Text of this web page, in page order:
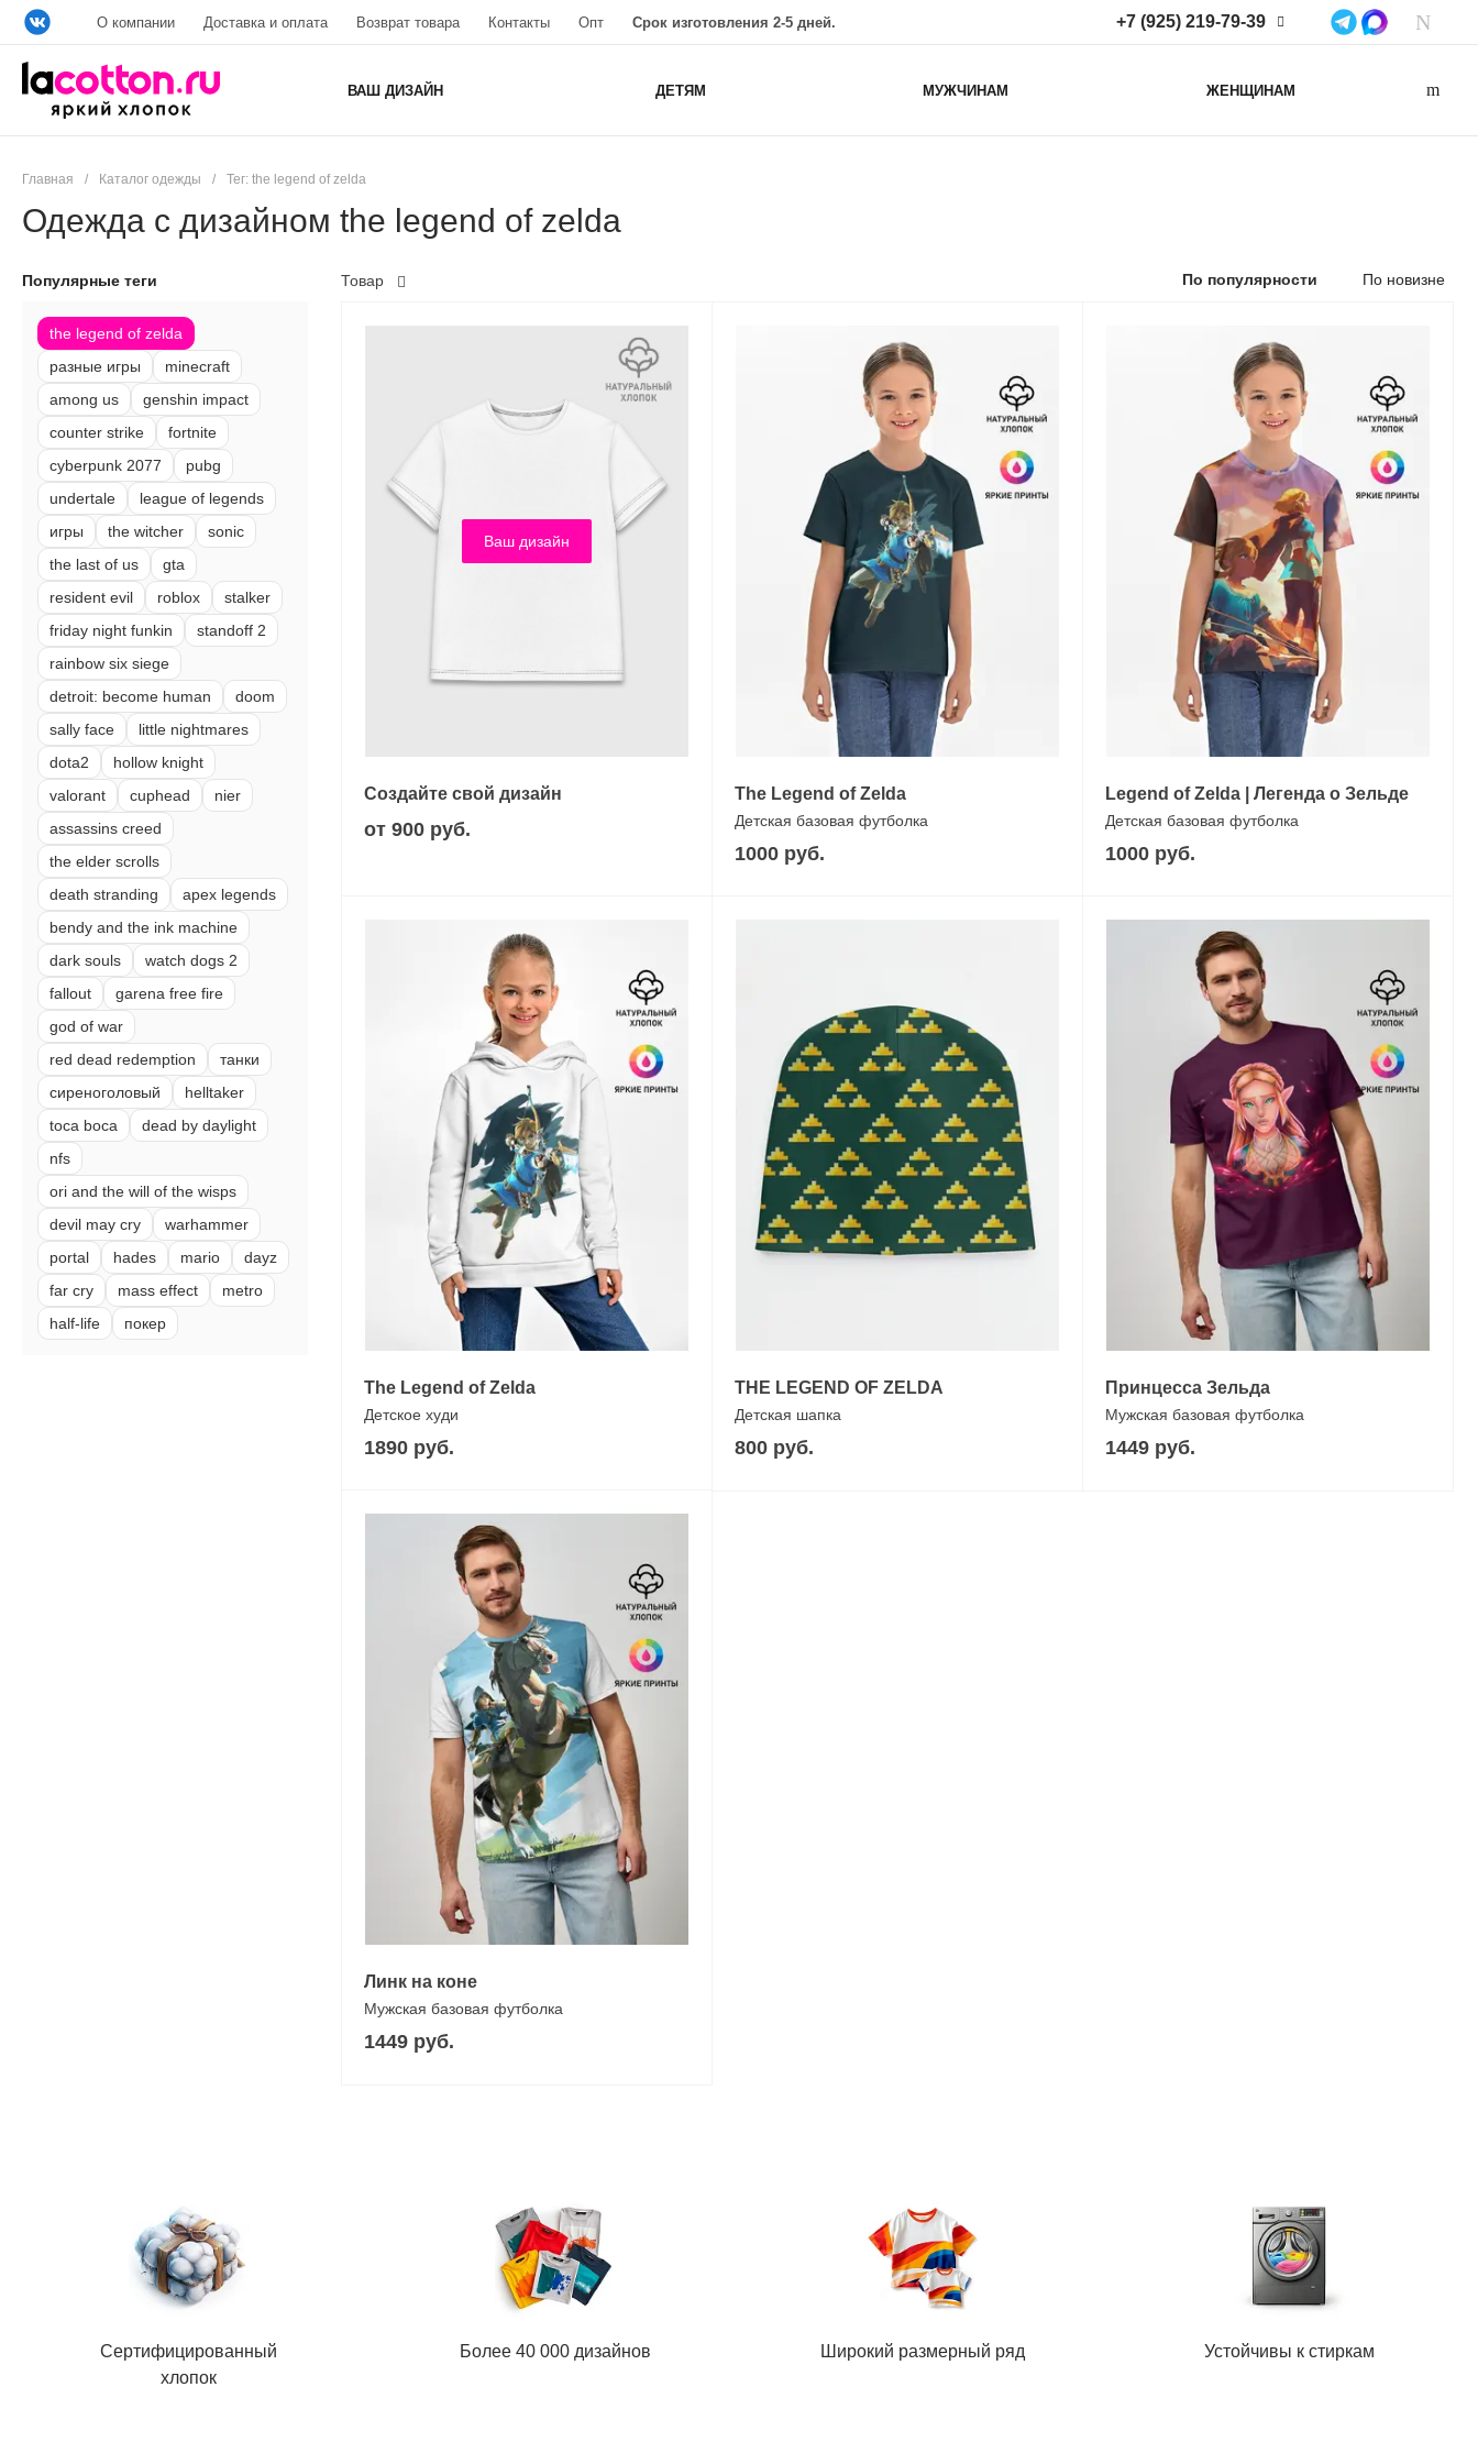
О компании Доставка и оплата Возврат товара Контакты Опт Срок изготовления 2-5 дней. +7 (925) 219-79-39
Нижегородская область,
ВАШ ДИЗАЙН ДЕТЯМ МУЖЧИНАМ ЖЕНЩИНАМ
Главная / Каталог одежды / Тег: the legend of zelda
Одежда с дизайном the legend of zelda
Популярные теги
the legend of zelda
разные игры
minecraft
among us
genshin impact
counter strike
fortnite
cyberpunk 2077
pubg
undertale
league of legends
игры
the witcher
sonic
the last of us
gta
resident evil
roblox
stalker
friday night funkin
standoff 2
rainbow six siege
detroit: become human
doom
sally face
little nightmares
dota2
hollow knight
valorant
cuphead
nier
assassins creed
the elder scrolls
death stranding
apex legends
bendy and the ink machine
dark souls
watch dogs 2
fallout
garena free fire
god of war
red dead redemption
танки
сиреноголовый
helltaker
toca boca
dead by daylight
nfs
ori and the will of the wisps
devil may cry
warhammer
portal
hades mario
dayz
far cry
mass effect
metro
half-life
покер
Товар По популярности По новизне
Ваш дизайн
Создайте свой дизайн
от 900 руб.
The Legend of Zelda
Детская базовая футболка
1000 руб.
Legend of Zelda | Легенда о Зельде
Детская базовая футболка
1000 руб.
The Legend of Zelda
Детское худи
1890 руб.
THE LEGEND OF ZELDA
Детская шапка
800 руб.
Принцесса Зельда
Мужская базовая футболка
1449 руб.
Линк на коне
Мужская базовая футболка
1449 руб.
Сертифицированный
хлопок
Более 40 000 дизайнов Широкий размерный ряд Устойчивы к стиркам